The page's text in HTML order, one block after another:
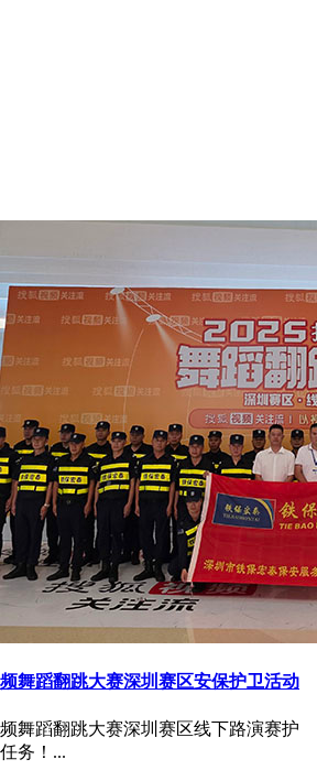
舞蹈翻跳大赛深圳赛区安保护卫活动
舞蹈翻跳大赛深圳赛区线下路演赛护
务！...